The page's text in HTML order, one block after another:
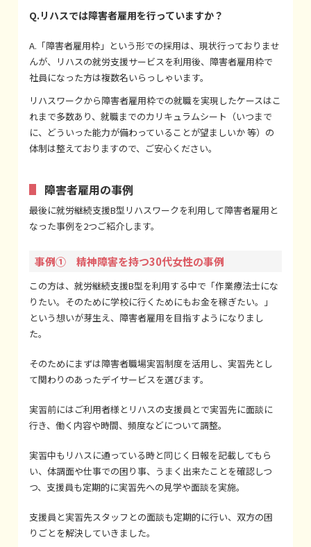
Q.リハスでは障害者雇用を行っていますか？
A.「障害者雇用枠」という形での採用は、現状行っておりませ
んが、リハスの就労支援サービスを利用後、障害者雇用枠で
社員になった方は複数名いらっしゃいます。
リハスワークから障害者雇用枠での就職を実現したケースはこ
れまで多数あり、就職までのカリキュラムシート（いつまで
に、どういった能力が備わっていることが望ましいか 等）の
体制は整えておりますので、ご安心ください。
障害者雇用の事例
最後に就労継続支援B型リハスワークを利用して障害者雇用と
なった事例を2つご紹介します。
事例① 精神障害を持つ30代女性の事例
この方は、就労継続支援B型を利用する中で「作業療法士にな
りたい。そのために学校に行くためにもお金を稼ぎたい。」
という想いが芽生え、障害者雇用を目指すようになりまし
た。
そのためにまずは障害者職場実習制度を活用し、実習先とし
て関わりのあったデイサービスを選びます。
実習前にはご利用者様とリハスの支援員とで実習先に面談に
行き、働く内容や時間、頻度などについて調整。
実習中もリハスに通っている時と同じく日報を記載してもら
い、体調面や仕事での困り事、うまく出来たことを確認しつ
つ、支援員も定期的に実習先への見学や面談を実施。
支援員と実習先スタッフとの面談も定期的に行い、双方の困
りごとを解決していきました。